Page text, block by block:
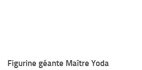
Figurine géante Maître Yoda